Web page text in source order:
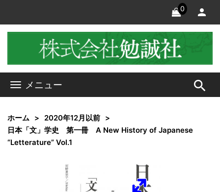
0
メニュー search
ホーム
2020年12月以前
日本「文」学史 第一冊 A New History of Japanese
“Letterature” Vol.1